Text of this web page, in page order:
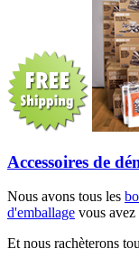
Accessoires de
Nous avons tous les
d'emballage vous avez
Et nous rachèterons